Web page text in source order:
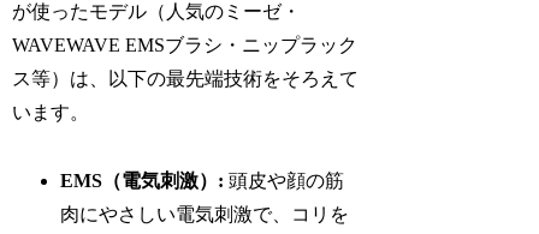
が使ったモデル（人気のミーゼ・
WAVEWAVE EMSブラシ・ニップラック
ス等）は、以下の最先端技術をそろえて
います。
EMS（電気刺激）: 頭皮や顔の筋
肉にやさしい電気刺激で、コリを